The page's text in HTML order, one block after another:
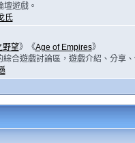
遊戲。
氏
野望》《Age of Empires》
合遊戲討論區，遊戲介紹、分享